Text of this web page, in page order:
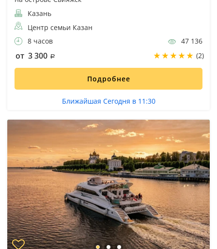
Казань
Центр семьи Казан
8 часов
47 136
от 3 300 (2)
Подробнее
Ближайшая Сегодня в 11:30